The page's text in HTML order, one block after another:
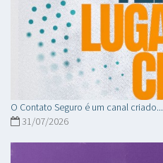
O Contato Seguro é um canal criado...
31/07/2026